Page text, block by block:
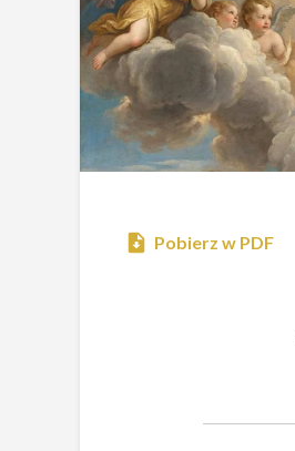
Pobierz w PDF